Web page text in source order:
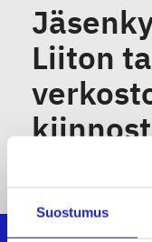
Suostumus
Liiton